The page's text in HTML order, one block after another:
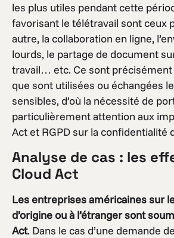
les plus utiles pendant cette
favorisant le télétravail sont ceux
autre, la collaboration en ligne,
lourds, le partage de document
travail… etc. Ce sont précisément
que sont utilisées ou échangées
sensibles, d’où la nécessité de
particulièrement attention aux
Act et RGPD sur la confidentialité
Analyse de cas : les
Cloud Act
Les entreprises américaines sur
d’origine ou à l’étranger sont
Act. Dans le cas d’une demande